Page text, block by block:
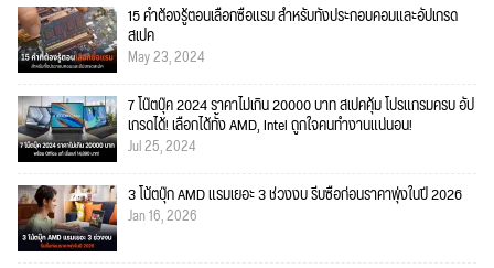
15 คำต้องรู้ตอนเลือกซื้อแรม สำหรับทั้งประกอบคอมและอัปเกรด
สเปค
May 23, 2024
7 โน๊ตบุ๊ค 2024 ราคาไม่เกิน 20000 บาท สเปคคุ้ม โปรแกรมครบ อัป
เกรดได้! เลือกได้ทั้ง AMD, Intel ถูกใจคนทำงานแน่นอน!
Jul 25, 2024
3 โน้ตบุ๊ก AMD แรมเยอะ 3 ช่วงงบ รีบซื้อก่อนราคาพุ่งในปี 2026
Jan 16, 2026